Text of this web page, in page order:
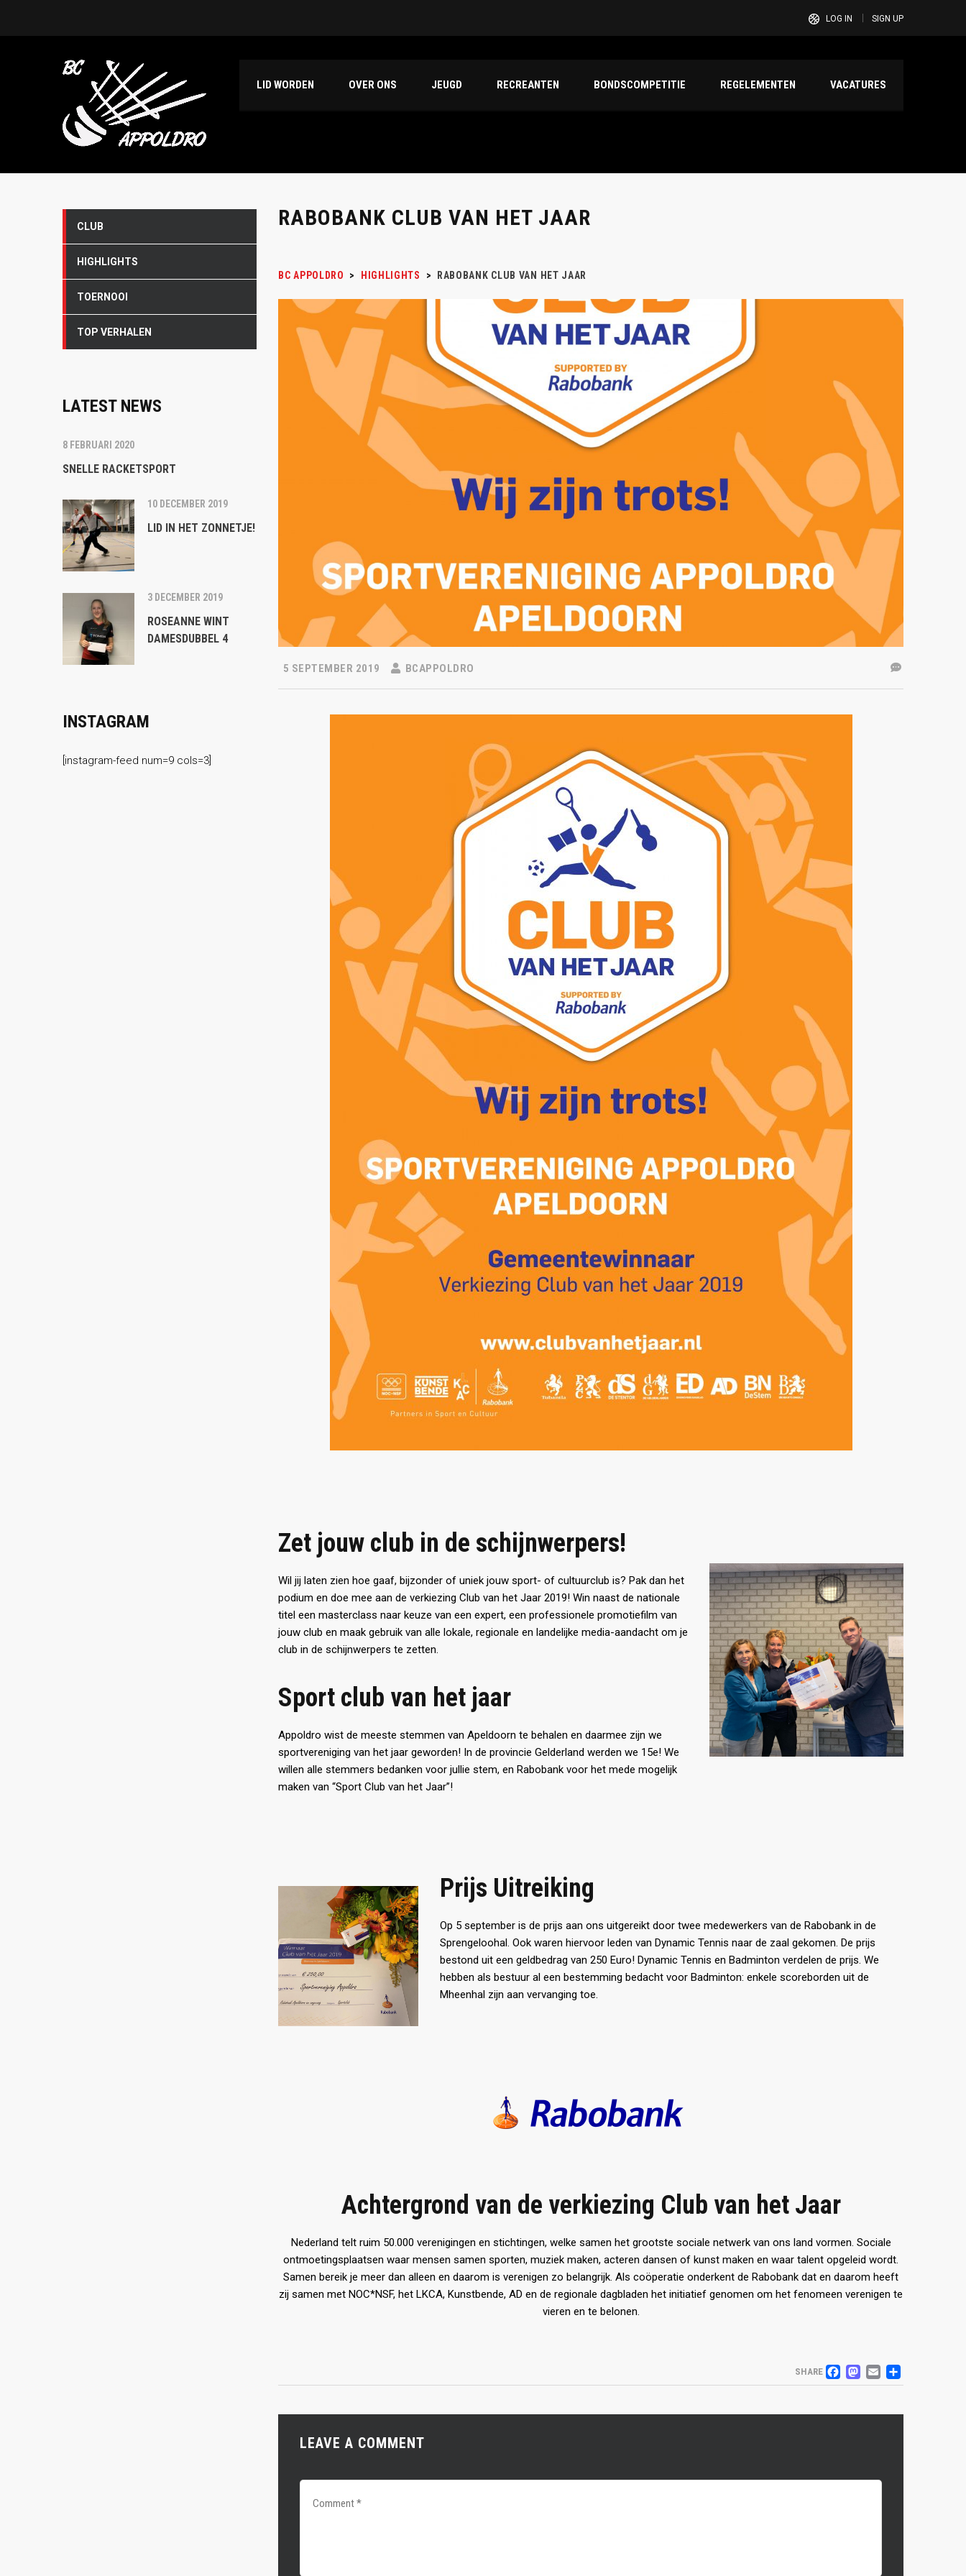
LOG IN SIGN UP
LID WORDEN OVER ONS JEUGD RECREANTEN BONDSCOMPETITIE REGELEMENTEN VACATURES
RABOBANK CLUB VAN HET JAAR
BC APPOLDRO > HIGHLIGHTS > RABOBANK CLUB VAN HET JAAR
5 SEPTEMBER 2019 BCAPPOLDRO
Zet jouw club in de schijnwerpers!
Wil jij laten zien hoe gaaf, bijzonder of uniek jouw sport- of cultuurclub is? Pak dan het
podium en doe mee aan de verkiezing Club van het Jaar 2019! Win naast de nationale
titel een masterclass naar keuze van een expert, een professionele promotiefilm van
jouw club en maak gebruik van alle lokale, regionale en landelijke media-aandacht om je
club in de schijnwerpers te zetten.
Sport club van het jaar
Appoldro wist de meeste stemmen van Apeldoorn te behalen en daarmee zijn we
sportvereniging van het jaar geworden! In de provincie Gelderland werden we 15e! We
willen alle stemmers bedanken voor jullie stem, en Rabobank voor het mede mogelijk
maken van “Sport Club van het Jaar”!
Prijs Uitreiking
Op 5 september is de prijs aan ons uitgereikt door twee medewerkers van de Rabobank in de
Sprengeloohal. Ook waren hiervoor leden van Dynamic Tennis naar de zaal gekomen. De prijs
bestond uit een geldbedrag van 250 Euro! Dynamic Tennis en Badminton verdelen de prijs. We
hebben als bestuur al een bestemming bedacht voor Badminton: enkele scoreborden uit de
Mheenhal zijn aan vervanging toe.
Achtergrond van de verkiezing Club van het Jaar
Nederland telt ruim 50.000 verenigingen en stichtingen, welke samen het grootste sociale netwerk van ons land vormen. Sociale
ontmoetingsplaatsen waar mensen samen sporten, muziek maken, acteren dansen of kunst maken en waar talent opgeleid wordt.
Samen bereik je meer dan alleen en daarom is verenigen zo belangrijk. Als coöperatie onderkent de Rabobank dat en daarom heeft
zij samen met NOC*NSF, het LKCA, Kunstbende, AD en de regionale dagbladen het initiatief genomen om het fenomeen verenigen te
vieren en te belonen.
SHARE FACEBOOK
EMAIL
LEAVE A COMMENT
CLUB
HIGHLIGHTS
TOERNOOI
TOP VERHALEN
LATEST NEWS
8 FEBRUARI 2020
SNELLE RACKETSPORT
10 DECEMBER 2019
LID IN HET ZONNETJE!
3 DECEMBER 2019
ROSEANNE WINT
DAMESDUBBEL 4
INSTAGRAM
[instagram-feed num=9 cols=3]